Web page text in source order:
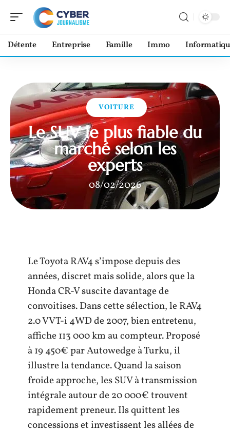
Détente Entreprise Famille Immo
VOITURE
Le SUV le plus fiable du
marché selon les
experts
08/02/2026
Le Toyota RAV4 s’impose depuis des
années, discret mais solide, alors que la
Honda CR-V suscite davantage de
convoitises. Dans cette sélection, le RAV4
2.0 VVT-i 4WD de 2007, bien entretenu,
affiche 113 000 km au compteur. Proposé
à 19 450€ par Autowedge à Turku, il
illustre la tendance. Quand la saison
froide approche, les SUV à transmission
intégrale autour de 20 000€ trouvent
rapidement preneur. Ils quittent les
concessions et investissent les allées de